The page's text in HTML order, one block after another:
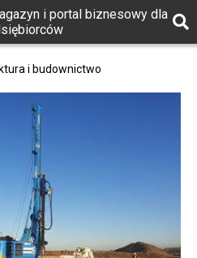
i portal biznesowy dla
i budownictwo